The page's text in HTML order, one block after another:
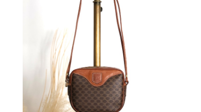
に受け止め、検品方法と状態の伝え方を改めて見直
心して商品をお選びいただけるよう、より正確な
有りましたら宜しくお願い致します。